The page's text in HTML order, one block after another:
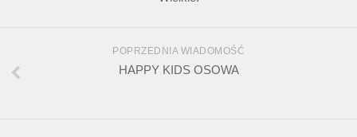
POPRZEDNIA WIADOMOŚĆ
HAPPY KIDS OSOWA